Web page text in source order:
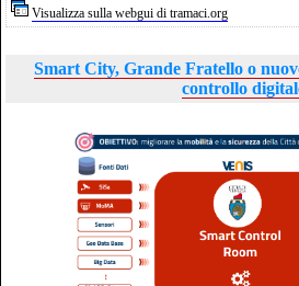
Visualizza sulla webgui di tramaci.org
Smart City, Grande Fratello o
controllo